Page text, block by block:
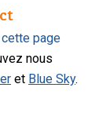
cette page
nous
et Blue Sky.